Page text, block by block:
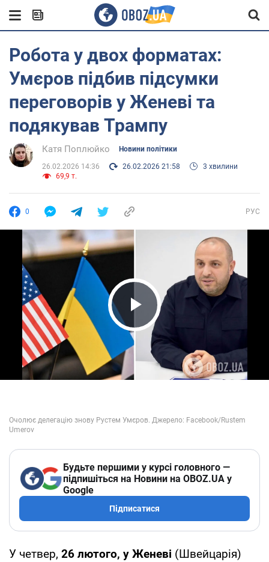
Робота у двох форматах:
Умєров підбив підсумки
переговорів у Женеві та
подякував Трампу
Катя Поплюйко Новини політики
26.02.2026 14:36 26.02.2026 21:58
3 хвилини
69,9 т.
0 РУС
Play Video
Будьте першими у курсі головного —
підпишіться на Новини на OBOZ.UA у
Google
Підписатися
У четвер, 26 лютого, у Женеві (Швейцарія)